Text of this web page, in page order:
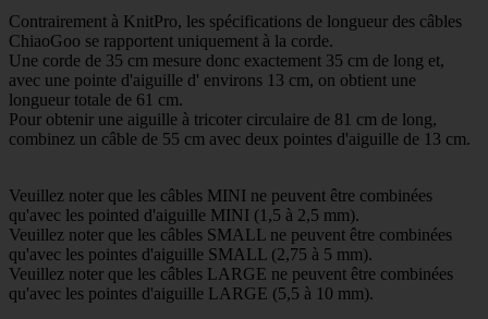
Contrairement à KnitPro, les spécifications de longueur des câbles
ChiaoGoo se rapportent uniquement à la corde.
Une corde de 35 cm mesure donc exactement 35 cm de long et,
avec une pointe d'aiguille d' environs 13 cm, on obtient une
longueur totale de 61 cm.
Pour obtenir une aiguille à tricoter circulaire de 81 cm de long,
combinez un câble de 55 cm avec deux pointes d'aiguille de 13 cm.
Veuillez noter que les câbles MINI ne peuvent être combinées
qu'avec les pointed d'aiguille MINI (1,5 à 2,5 mm).
Veuillez noter que les câbles SMALL ne peuvent être combinées
qu'avec les pointes d'aiguille SMALL (2,75 à 5 mm).
Veuillez noter que les câbles LARGE ne peuvent être combinées
qu'avec les pointes d'aiguille LARGE (5,5 à 10 mm).